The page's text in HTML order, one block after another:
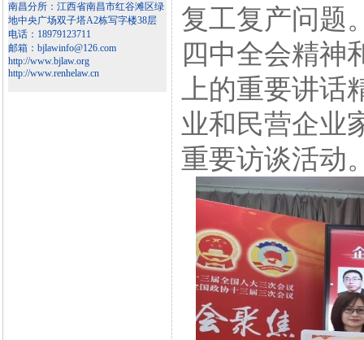
南昌分所：江西省南昌市红谷滩区绿
地中央广场双子塔A2栋写字楼38层
电话：18979123711
邮箱：bjlawinfo@126.com
http://www.bjlaw.org
http://www.renhelaw.cn
复工复产问题
四中全会精神
上的重要讲
业和民营企业
重要访谈活动